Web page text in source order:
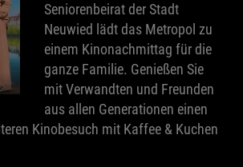
Seniorenbeirat der Stadt
Neuwied lädt das Metropol zu
einem Kinonachmittag für die
ganze Familie. Genießen Sie
mit Verwandten und Freunden
aus allen Generationen einen
Kinobesuch mit Kaffee & Kuchen